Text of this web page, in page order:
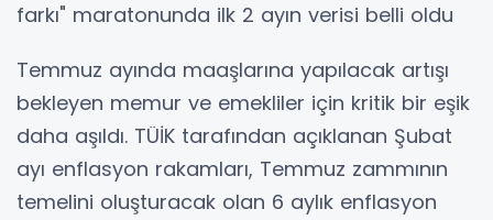
farkı" maratonunda ilk 2 ayın verisi belli oldu
Temmuz ayında maaşlarına yapılacak artışı
bekleyen memur ve emekliler için kritik bir eşik
daha aşıldı. TÜİK tarafından açıklanan Şubat
ayı enflasyon rakamları, Temmuz zammının
temelini oluşturacak olan 6 aylık enflasyon